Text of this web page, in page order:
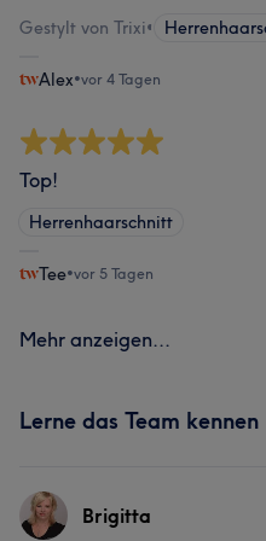
Gestylt von Trixi•
Alex•vor 4 Tagen
Top!
Herrenhaarschnitt
Tee•vor 5 Tagen
Mehr anzeigen...
Lerne das Team kennen
Brigitta